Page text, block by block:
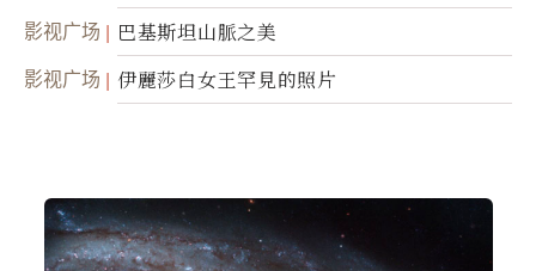
影视广场 巴基斯坦山脈之美
影视广场 伊麗莎白女王罕見的照片